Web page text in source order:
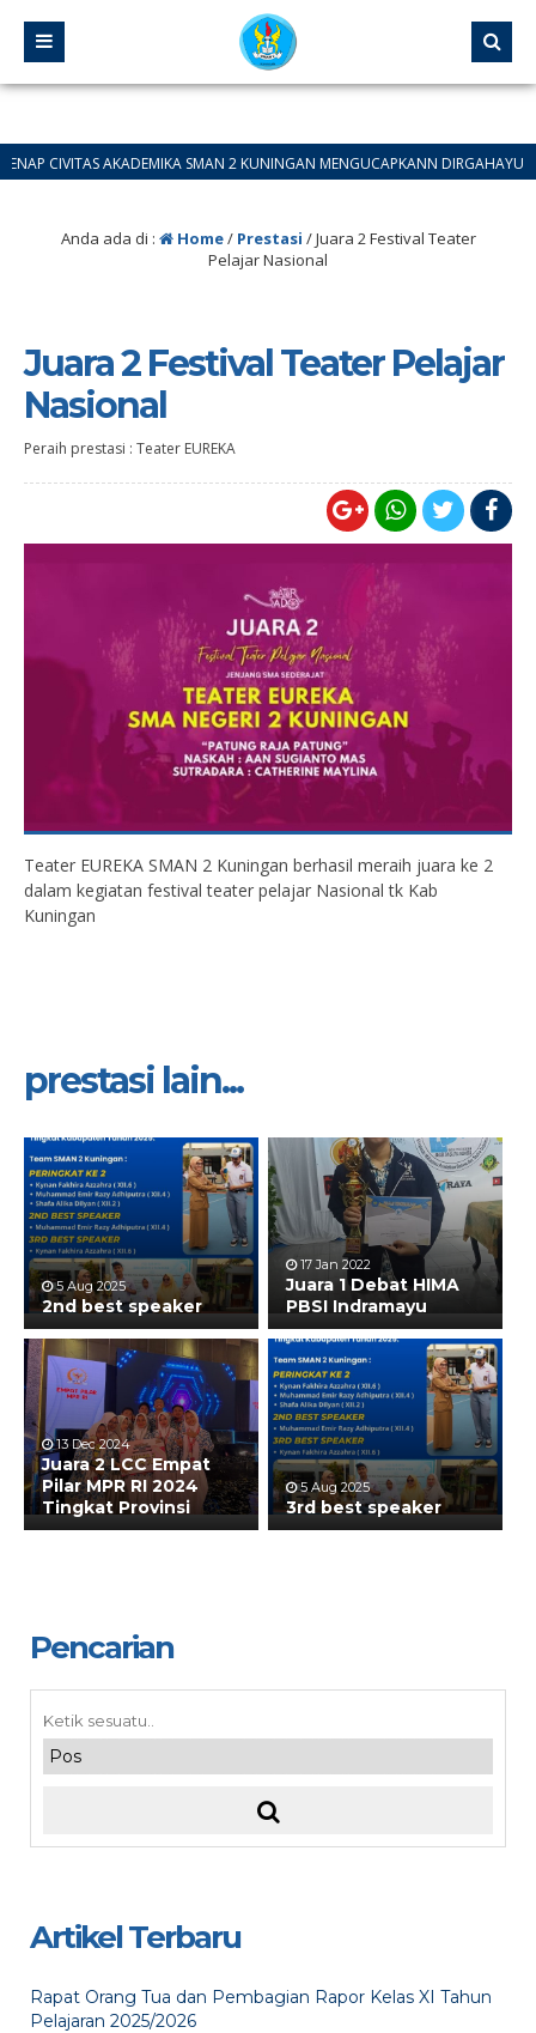
CIVITAS AKADEMIKA SMAN 2 KUNINGAN MENGUCAPKANN DIRGAHAYU
Anda ada di : Home/ Prestasi /Juara 2 Festival Teater
Pelajar Nasional
Juara 2 Festival Teater Pelajar
Nasional
Peraih prestasi : Teater EUREKA
Teater EUREKA SMAN 2 Kuningan berhasil meraih juara ke 2
dalam kegiatan festival teater pelajar Nasional tk Kab
Kuningan
prestasi lain...
5 Aug 2025
2nd best speaker
17 Jan 2022
Juara 1 Debat HIMA
PBSI Indramayu
13 Dec 2024
Juara 2 LCC Empat
Pilar MPR RI 2024
Tingkat Provinsi
5 Aug 2025
3rd best speaker
Pencarian
Artikel Terbaru
Rapat Orang Tua dan Pembagian Rapor Kelas XI Tahun
Pelajaran 2025/2026